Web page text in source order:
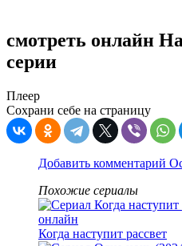
смотреть онлайн
серии
Плеер
Сохрани себе на страницу
Добавить комментарий
Похожие сериалы
Когда наступит рассвет